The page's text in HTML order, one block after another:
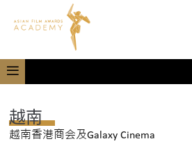
越南
越南香港商会及Galaxy Cinema